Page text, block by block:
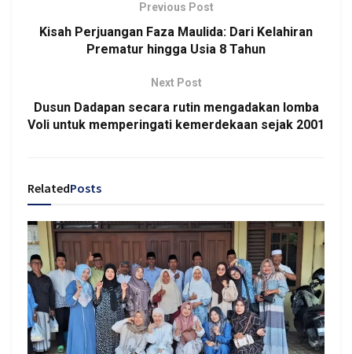
Previous Post
Kisah Perjuangan Faza Maulida: Dari Kelahiran
Prematur hingga Usia 8 Tahun
Next Post
Dusun Dadapan secara rutin mengadakan lomba
Voli untuk memperingati kemerdekaan sejak 2001
RelatedPosts